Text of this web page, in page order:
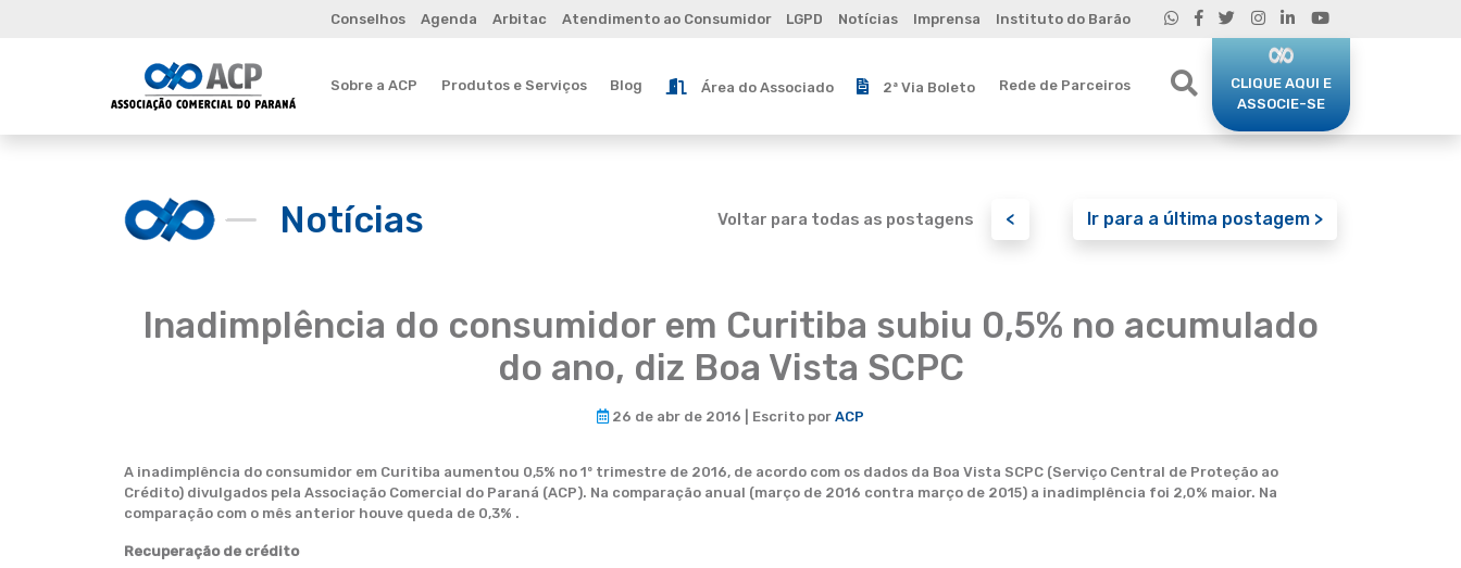
Conselhos Agenda Arbitac Atendimento ao Consumidor LGPD Notícias Imprensa Instituto do Barão
Sobre a ACP Produtos e Serviços Blog Área do Associado 2ª Via Boleto Rede de Parceiros
CLIQUE AQUI E
ASSOCIE-SE
Notícias Voltar para todas as postagens < Ir para a última postagem >
Inadimplência do consumidor em Curitiba subiu 0,5% no acumulado
do ano, diz Boa Vista SCPC
26 de abr de 2016 | Escrito por ACP
A inadimplência do consumidor em Curitiba aumentou 0,5% no 1º trimestre de 2016, de acordo com os dados da Boa Vista SCPC (Serviço Central de Proteção ao
Crédito) divulgados pela Associação Comercial do Paraná (ACP). Na comparação anual (março de 2016 contra março de 2015) a inadimplência foi 2,0% maior. Na
comparação com o mês anterior houve queda de 0,3% .
Recuperação de crédito